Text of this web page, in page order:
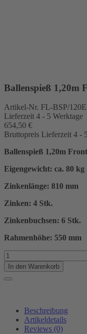
Ballenspieß 1,20m
Artikel-Nr. FL-BSP/120E
Lieferzeit 4 - 5 Werktage
654,50 €
Bruttopreis Lieferzeit 4 -
Ballenspieß 1,20m
Eigengewicht: ca. 80 kg
Zinkenlänge: 810 mm
Zinken: 4 Stk.
Zinkenbuchsen: 6 Stk.
Rahmenhöhe: 550 mm
In den Warenkorb
Beschreibung
Artikeldetails
Reviews (0)